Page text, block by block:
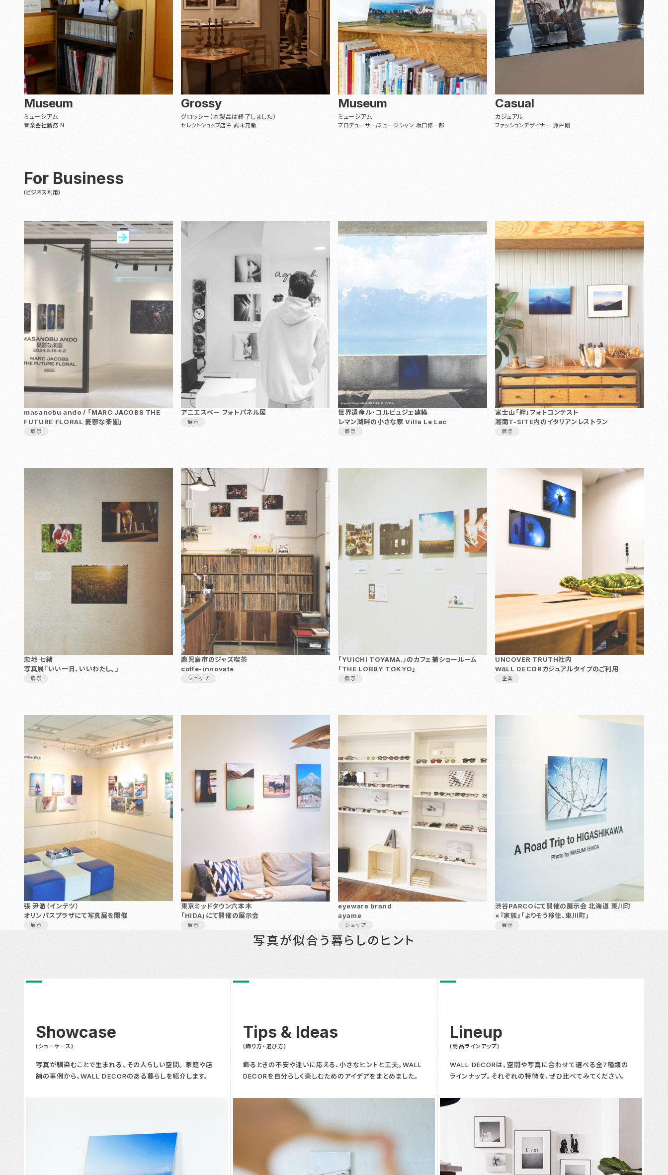
Museum
ミュージアム
音楽会社勤務 N
Grossy
グロッシー（本製品は終了しました）
セレクトショップ店主 武末充敏
Museum
ミュージアム
プロデューサー/ミュージシャン 坂口修一郎
Casual
カジュアル
ファッションデザイナー 藤戸剛
For Business
(ビジネス利用)
masanobu ando / 「MARC JACOBS THE
FUTURE FLORAL 憂鬱な楽園」
展示
アニエスベー フォトパネル展
展示
世界遺産ル・コルビュジェ建築
レマン湖畔の小さな家 Villa Le Lac
展示
富士山「絆」フォトコンテスト
湘南T-SITE内のイタリアンレストラン
展示
忠地 七緒
写真展「いい一日、いいわたし。」
展示
鹿児島市のジャズ喫茶
coffe-innovate
ショップ
「YUICHI TOYAMA.」のカフェ兼ショールーム
「THE LOBBY TOKYO」
展示
UNCOVER TRUTH社内
WALL DECORカジュアルタイプのご利用
企業
張 尹澈（インテツ）
オリンパスプラザにて写真展を開催
展示
東京ミッドタウン六本木
「HIDA」にて開催の展示会
展示
eyeware brand
ayame
ショップ
渋谷PARCOにて開催の展示会 北海道 東川町
×『家族』「よりそう移住、東川町」
展示
写真が似合う暮らしのヒント
Showcase
(ショーケース)
写真が馴染むことで生まれる、その人らしい空間。 家庭や店
舗の事例から、WALL DECORのある暮らしを紹介します。
Tips & Ideas
(飾り方・選び方)
飾るときの不安や迷いに応える、小さなヒントと工夫。WALL
DECORを自分らしく楽しむためのアイデアをまとめました。
Lineup
(商品ラインアップ)
WALL DECORは、空間や写真に合わせて選べる全7種類の
ラインナップ。それぞれの特徴を、ぜひ比べてみてください。